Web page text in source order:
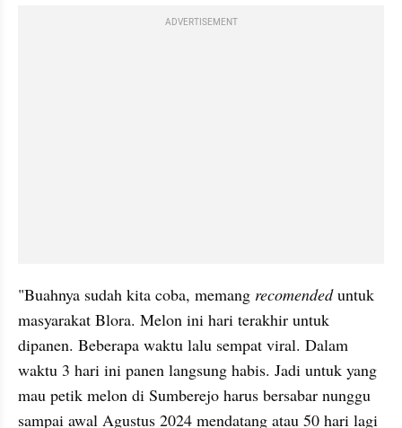
ADVERTISEMENT
"Buahnya sudah kita coba, memang recomended untuk
masyarakat Blora. Melon ini hari terakhir untuk
dipanen. Beberapa waktu lalu sempat viral. Dalam
waktu 3 hari ini panen langsung habis. Jadi untuk yang
mau petik melon di Sumberejo harus bersabar nunggu
sampai awal Agustus 2024 mendatang atau 50 hari lagi